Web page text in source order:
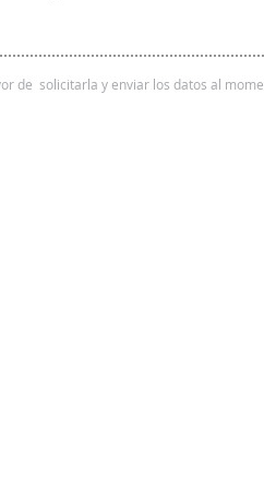
de solicitarla y enviar los datos al